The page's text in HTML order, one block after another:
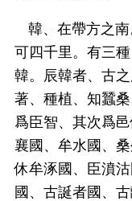
韓、在帶方之
可四千里。有三
韓。辰韓者、古
著、種植、知蠶
爲臣智、其次爲
襄國、牟水國、
休牟涿國、臣濆
國、古誕者國、